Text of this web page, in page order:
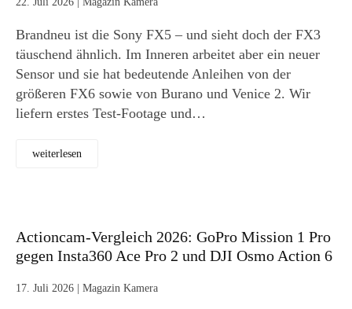
Brandneu ist die Sony FX5 – und sieht doch der FX3
täuschend ähnlich. Im Inneren arbeitet aber ein neuer
Sensor und sie hat bedeutende Anleihen von der
größeren FX6 sowie von Burano und Venice 2. Wir
liefern erstes Test-Footage und…
weiterlesen
Actioncam-Vergleich 2026: GoPro Mission 1 Pro
gegen Insta360 Ace Pro 2 und DJI Osmo Action 6
17. Juli 2026 Magazin Kamera